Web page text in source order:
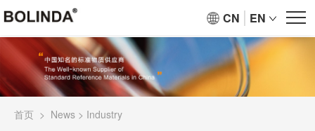
CN EN
首页 > News > Industry